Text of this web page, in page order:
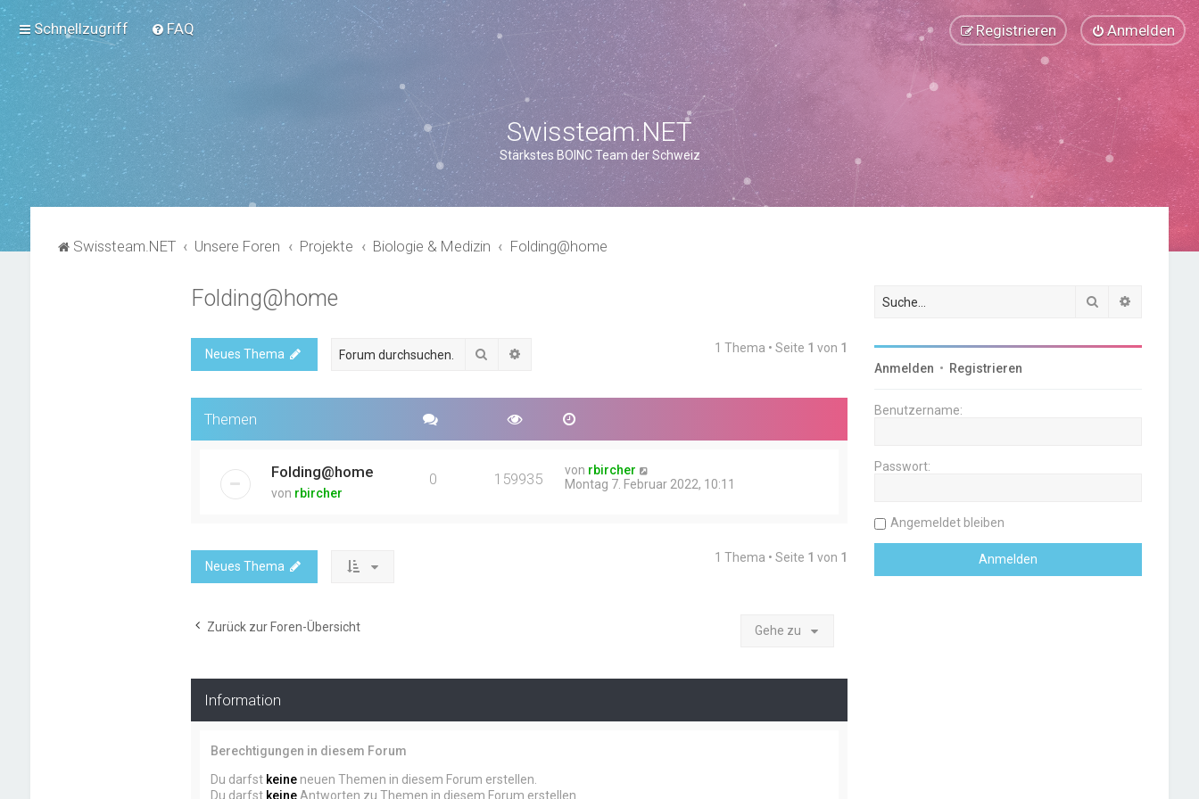
Schnellzugriff FAQ Anmelden
Registrieren
Swissteam.NET
Stärkstes BOINC Team der Schweiz
Swissteam.NET Unsere Foren Projekte Biologie & Medizin Folding@home
Folding@home
Neues Thema Suche 1 Thema • Seite 1 von 1
Themen
Folding@home
von rbircher
0 159935 von rbircher
Montag 7. Februar 2022, 10:11
Neues Thema
1 Thema • Seite 1 von 1
Zurück zur Foren-Übersicht Gehe zu
Information
Berechtigungen in diesem Forum
Du darfst keineneuen Themen in diesem Forum erstellen.
Du darfst keineAntworten zu Themen in diesem Forum erstellen.
Suche
Anmelden • Registrieren
Benutzername:
Passwort:
Angemeldet bleiben